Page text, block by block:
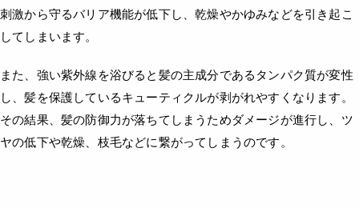
刺激から守るバリア機能が低下し、乾燥やかゆみなどを引き起こ
してしまいます。
また、強い紫外線を浴びると髪の主成分であるタンパク質が変性
し、髪を保護しているキューティクルが剥がれやすくなります。
その結果、髪の防御力が落ちてしまうためダメージが進行し、ツ
ヤの低下や乾燥、枝毛などに繋がってしまうのです。